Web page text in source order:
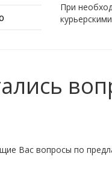
При
Вас вопросы по